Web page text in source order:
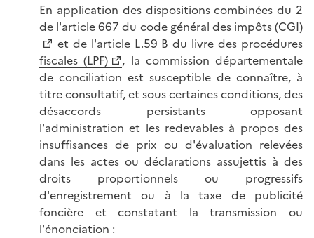
En application des dispositions combinées du 2
de l'article 667 du code général des impôts (CGI)
et de l'article L.59 B du livre des procédures
fiscales (LPF)
, la commission départementale
de conciliation est susceptible de connaître, à
titre consultatif, et sous certaines conditions, des
désaccords persistants opposant
l'administration et les redevables à propos des
insuffisances de prix ou d'évaluation relevées
dans les actes ou déclarations assujettis à des
droits proportionnels ou progressifs
d'enregistrement ou à la taxe de publicité
foncière et constatant la transmission ou
l'énonciation :